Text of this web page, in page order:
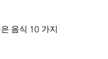
음식 10 가지